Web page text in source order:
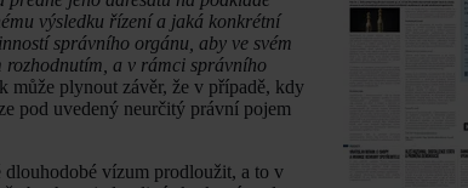
výsledku řízení a jaká konkrétní
správního orgánu, aby ve svém
rozhodnutím, a v rámci správního
může plynout závěr, že v případě, kdy
pod uvedený neurčitý právní pojem
dlouhodobé vízum prodloužit, a to v